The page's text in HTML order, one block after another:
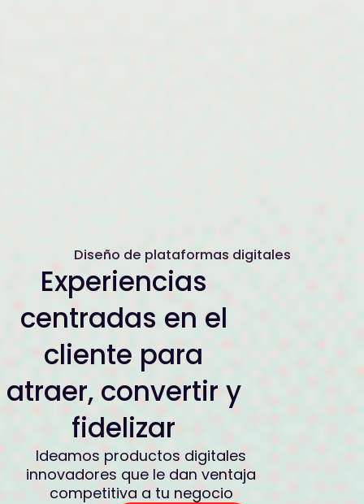
Diseño de plataformas digitales
Experiencias
centradas en el
cliente para
atraer, convertir y
fidelizar
Ideamos productos digitales
innovadores que le dan ventaja
competitiva a tu negocio